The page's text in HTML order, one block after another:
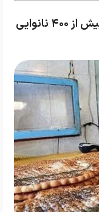
اختصاص سهمیه فوق العاده آرد به بیش از ۴۰۰ نانوایی